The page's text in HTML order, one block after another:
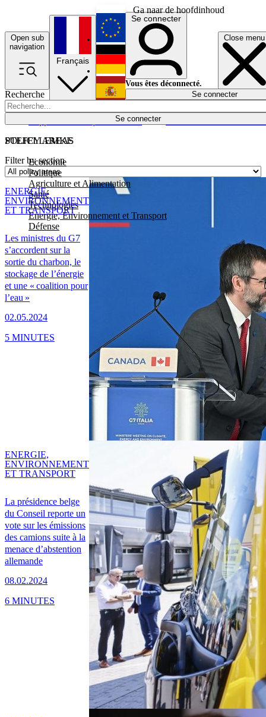
Ga naar de hoofdinhoud
Open sub
navigation
Close menu
Recherche
Se connecter
POLICY AREAS
Economie
Politique
Agriculture et Alimentation
Santé
Technologies
Energie, Environnement et Transport
Défense
Économie
Français
English
Deutsch
Español
Se connecter
Vous êtes déconnecté.
Se connecter
STEFFI LEMKE
Filter by section
Les ministres du G7
s’accordent sur la
sortie du charbon, le
stockage de l’énergie
et une « coalition pour
l’eau »
02.05.2024
ENERGIE,
ENVIRONNEMENT
ET TRANSPORT
5 MINUTES
La présidence belge
du Conseil reporte un
vote sur les émissions
des camions suite à la
menace d’abstention
allemande
08.02.2024
ENERGIE,
ENVIRONNEMENT
ET TRANSPORT
6 MINUTES